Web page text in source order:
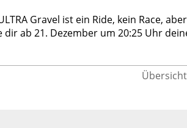
Gravel ist ein Ride, kein Race,
dir ab 21. Dezember um 20:25 Uhr
Übersicht